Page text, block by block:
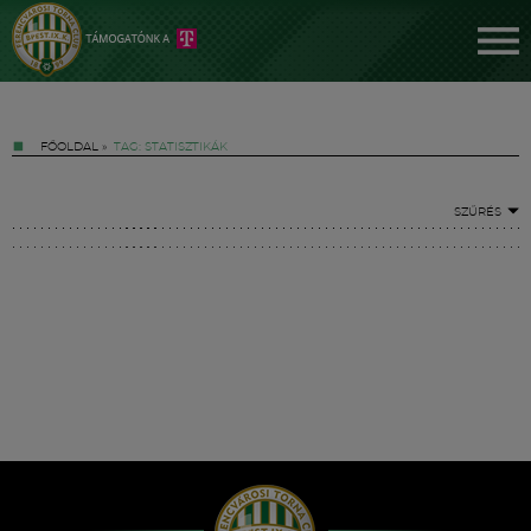
FŐOLDAL » TAG: STATISZTIKÁK
SZŰRÉS
Hírek